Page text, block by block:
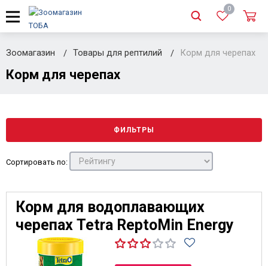
0
Зоомагазин Товары для рептилий Корм для черепах
Корм для черепах
ФИЛЬТРЫ
Сортировать по:
Корм для водоплавающих
черепах Tetra ReptoMin Energy